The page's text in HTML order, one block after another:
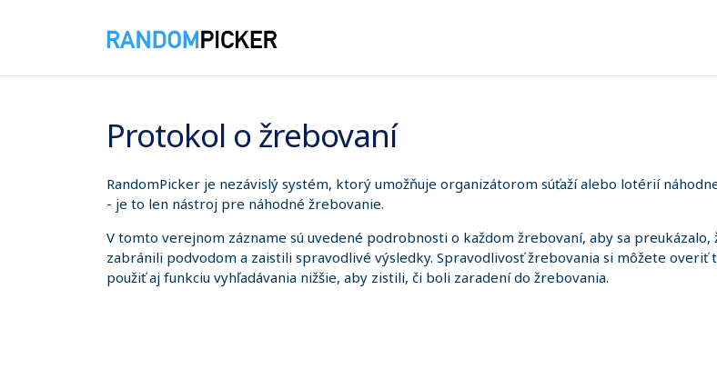
Protokol o žrebovaní
RandomPicker je nezávislý systém, ktorý umožňuje organizátorom súťaží alebo lotérií
- je to len nástroj pre náhodné žrebovanie.
V tomto verejnom zázname sú uvedené podrobnosti o každom žrebovaní, aby sa
zabránili podvodom a zaistili spravodlivé výsledky. Spravodlivosť žrebovania si môžete
použiť aj funkciu vyhľadávania nižšie, aby zistili, či boli zaradení do žrebovania.